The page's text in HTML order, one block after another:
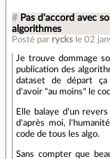
# Pas d'accord avec
algorithmes
Posté par rycks le 02
Je trouve dommage
publication des
dataset de départ
d'avoir "au moins" le
Elle balaye d'un
d'après moi,
code de tous les algo.
Sans compter que